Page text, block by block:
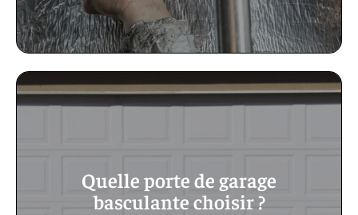
Quelle porte de garage
basculante choisir ?